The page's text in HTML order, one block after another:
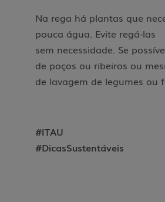
Na rega há plantas que
pouca água. Evite regá-las
sem necessidade. Se
de poços ou ribeiros ou
de lavagem de legumes ou
#ITAU
#DicasSustentáveis